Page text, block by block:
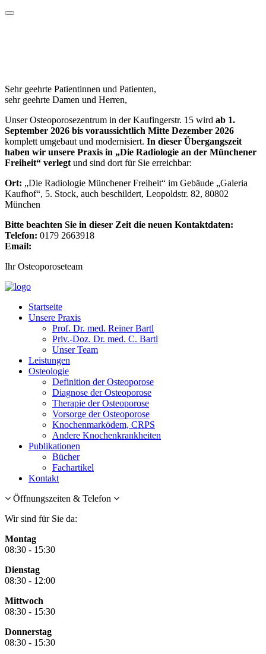
Sehr geehrte Patientinnen und Patienten,
sehr geehrte Damen und Herren,
Unser Osteoporosezentrum in der Kaufingerstr. 15 wird ab 1.
September 2026 bis voraussichtlich Mitte Dezember 2026
komplett umgebaut und modernisiert. In dieser Übergangszeit
haben wir unsere Praxis in „Die Radiologie an der Münchener
Freiheit“ verlegtund sind dort für Sie erreichbar:
Ort: „Die Radiologie Münchener Freiheit“ im Gebäude „Galeria
Kaufhof“, 5. Stock, auch beschildert, Leopoldstr. 82, 80802
München
Bitte beachten Sie in dieser Zeit die neuen Kontaktdaten:
Telefon: 0179 2663918
Email:
Ihr Osteoporoseteam
Startseite
Unsere Praxis
Prof. Dr. med. Reiner Bartl
Priv.-Doz. Dr. med. C. Bartl
Unser Team
Leistungen
Osteologie
Definition der Osteoporose
Diagnose der Osteoporose
Therapie der Osteoporose
Vorsorge der Osteoporose
Knochenmarködem, CRPS
Andere Knochenkrankheiten
Publikationen
Bücher
Fachartikel
Kontakt
Öffnungszeiten & Telefon
Wir sind für Sie da:
Montag
08:30 - 15:30
Dienstag
08:30 - 12:00
Mittwoch
08:30 - 15:30
Donnerstag
08:30 - 15:30